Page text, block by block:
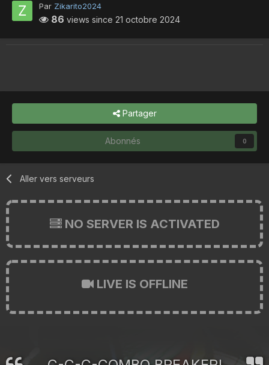
Par Zikarito2024
86 views since 21 octobre 2024
Partager
Abonnés 0
Aller vers serveurs
NO SERVER IS ACTIVATED
LIVE IS OFFLINE